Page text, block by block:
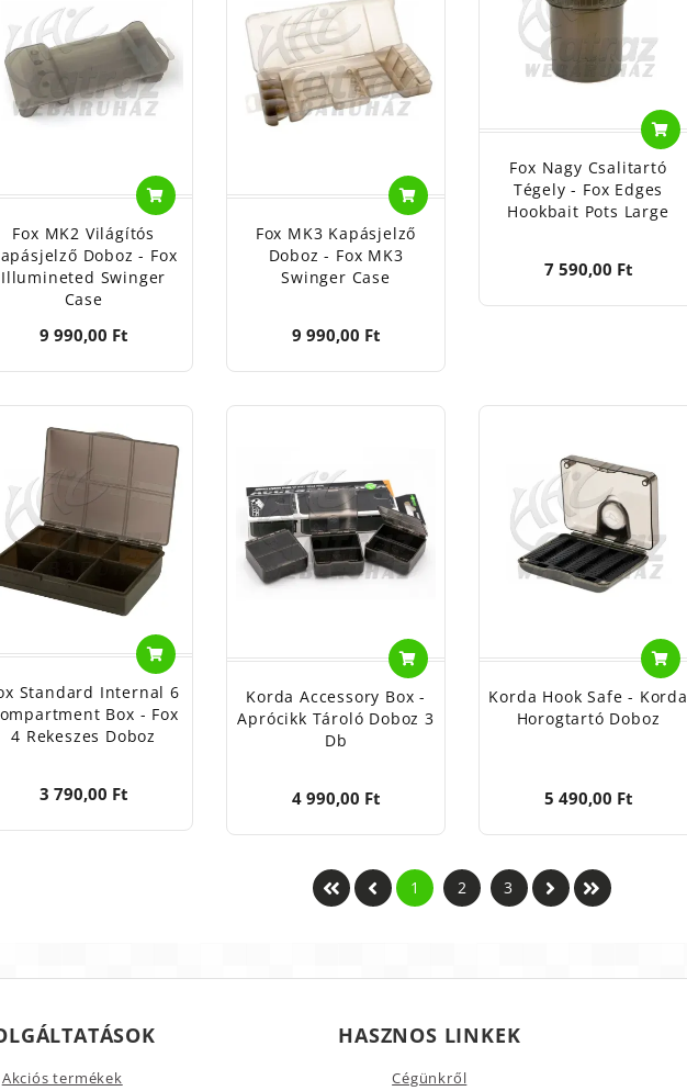
Fox MK2 Világítós
Doboz - Fox
Illumineted Swinger
Case
9 990,00 Ft
Fox MK3 Kapásjelző
Doboz - Fox MK3
Swinger Case
9 990,00 Ft
Fox Nagy Csalitartó
Tégely - Fox Edges
Hookbait Pots Large
7 590,00 Ft
Standard Internal 6
Box - Fox
4 Rekeszes Doboz
3 790,00 Ft
Korda Accessory Box -
Aprócikk Tároló Doboz 3
Db
4 990,00 Ft
Korda Hook Safe - Korda
Horogtartó Doboz
5 490,00 Ft
1 2 3
Akciós termékek
HASZNOS LINKEK
Cégünkről